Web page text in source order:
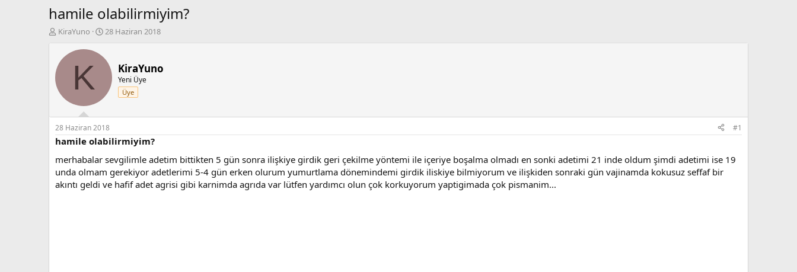
hamile olabilirmiyim?
K
b
u
a
ş
l
a
t
a
n
KiraYuno
B
l
g
ç
t
a
r
i
h
28 Haziran 2018
K KiraYuno
Yeni Üye
Üye
28 Haziran 2018 #1
hamile olabilirmiyim?
merhabalar sevgilimle adetim bittikten 5 gün sonra ilişkiye girdik geri çekilme yöntemi ile içeriye boşalma olmadı en sonki adetimi 21 inde oldum şimdi adetimi ise 19
unda olmam gerekiyor adetlerimi 5-4 gün erken olurum yumurtlama dönemindemi girdik iliskiye bilmiyorum ve ilişkiden sonraki gün vajinamda kokusuz seffaf bir
akıntı geldi ve hafif adet agrisi gibi karnimda agrıda var lütfen yardımcı olun çok korkuyorum yaptigimada çok pismanim...